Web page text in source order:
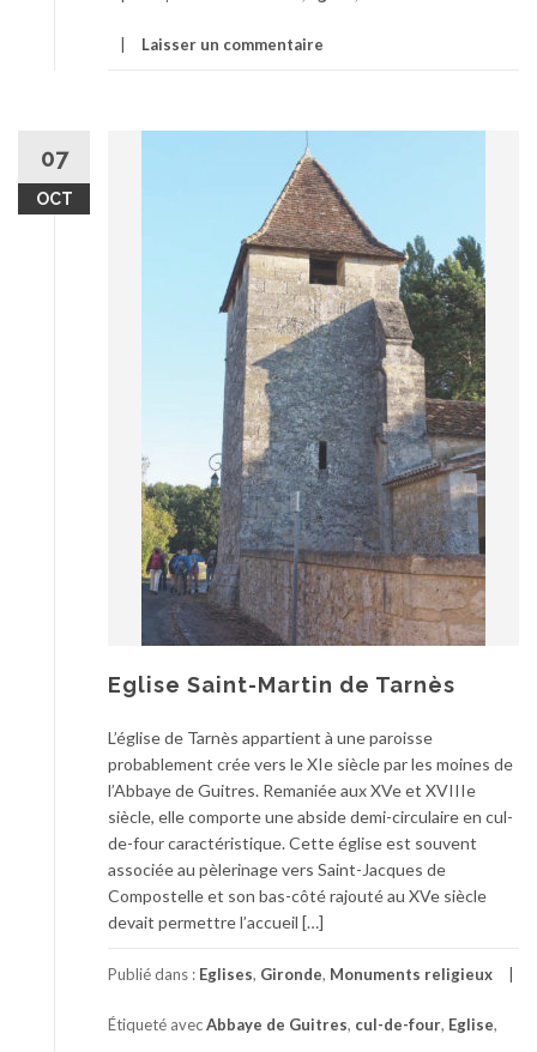
Laisser un commentaire
07
OCT
Eglise Saint-Martin de Tarnès
L’église de Tarnès appartient à une paroisse
probablement crée vers le XIe siècle par les moines de
l’Abbaye de Guitres. Remaniée aux XVe et XVIIIe
siècle, elle comporte une abside demi-circulaire en cul-
de-four caractéristique. Cette église est souvent
associée au pèlerinage vers Saint-Jacques de
Compostelle et son bas-côté rajouté au XVe siècle
devait permettre l’accueil […]
Publié dans : Eglises, Gironde, Monuments religieux
Étiqueté avecAbbaye de Guitres, cul-de-four, Eglise,